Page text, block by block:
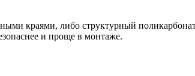
краями, либо структурный
и проще в монтаже.